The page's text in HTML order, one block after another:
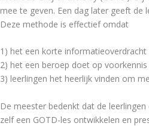
mee te geven. Een dag later geeft
Deze methode is effectief omdat
1) het een korte
2) het een beroep doet op
3) leerlingen het heerlijk vinden om
De meester bedenkt dat de
zelf een GOTD-les ontwikkelen en